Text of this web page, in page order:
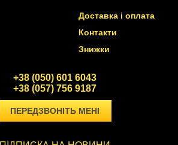
Доставка і оплата
Контакти
Знижки
+38 (050) 601 6043
+38 (057) 756 9187
ПЕРЕДЗВОНІТЬ МЕНІ